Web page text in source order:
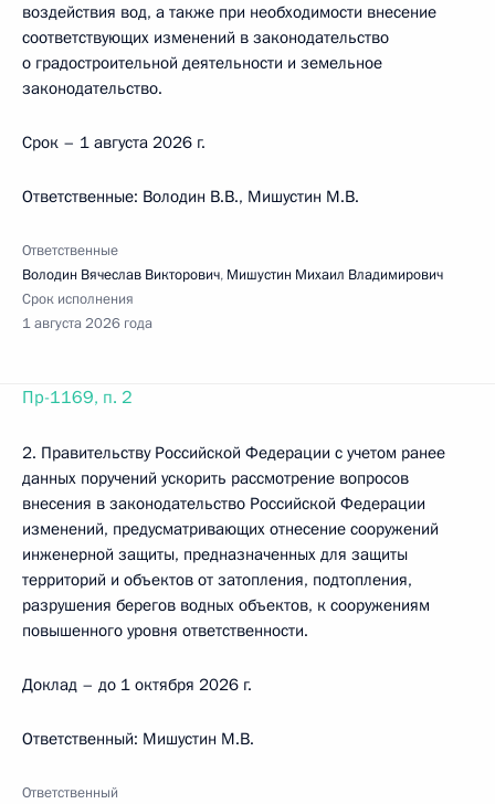
воздействия вод, а также при необходимости внесение
соответствующих изменений в законодательство
о градостроительной деятельности и земельное
законодательство.
Срок – 1 августа 2026 г.
Ответственные: Володин В.В., Мишустин М.В.
Ответственные
Володин Вячеслав Викторович, Мишустин Михаил Владимирович
Срок исполнения
1 августа 2026 года
Пр-1169, п. 2
2. Правительству Российской Федерации с учетом ранее
данных поручений ускорить рассмотрение вопросов
внесения в законодательство Российской Федерации
изменений, предусматривающих отнесение сооружений
инженерной защиты, предназначенных для защиты
территорий и объектов от затопления, подтопления,
разрушения берегов водных объектов, к сооружениям
повышенного уровня ответственности.
Доклад – до 1 октября 2026 г.
Ответственный: Мишустин М.В.
Ответственный